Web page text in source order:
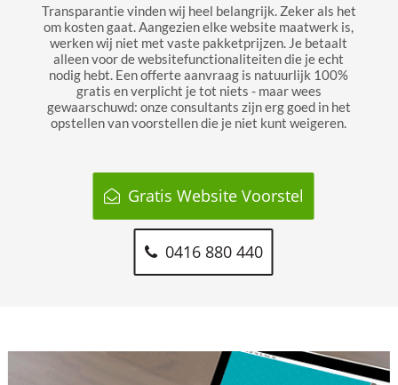
Transparantie vinden wij heel belangrijk. Zeker als het
om kosten gaat. Aangezien elke website maatwerk is,
werken wij niet met vaste pakketprijzen. Je betaalt
alleen voor de websitefunctionaliteiten die je echt
nodig hebt. Een offerte aanvraag is natuurlijk 100%
gratis en verplicht je tot niets - maar wees
gewaarschuwd: onze consultants zijn erg goed in het
opstellen van voorstellen die je niet kunt weigeren.
Gratis Website Voorstel
0416 880 440